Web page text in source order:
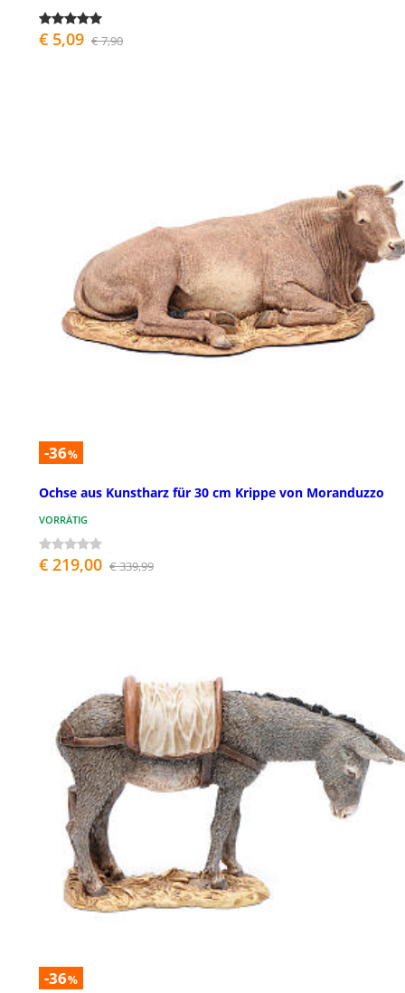
€ 5,09 € 7,90
-36%
Ochse aus Kunstharz für 30 cm Krippe von Moranduzzo
VORRÄTIG
€ 219,00 € 339,99
-36%